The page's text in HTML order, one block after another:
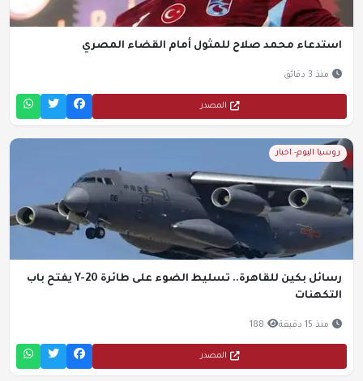
استدعاء محمد صلاح للمثول أمام القضاء المصري
منذ 3 دقائق
المصدر
روسيا اليوم- اخبار
رسائل بكين للقاهرة.. تسليط الضوء على طائرة Y-20 يفتح باب
التكهنات
منذ 15 دقيقة 188
المصدر